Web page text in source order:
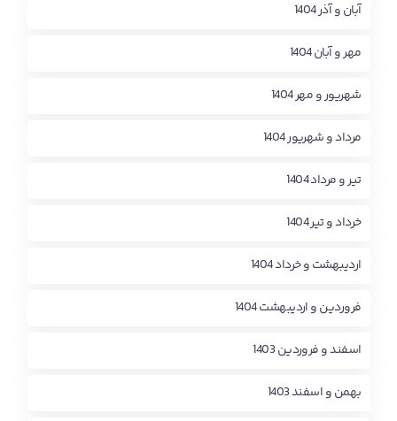
آبان و آذر 1404
مهر و آبان 1404
شهریور و مهر 1404
مرداد و شهریور 1404
تیر و مرداد 1404
خرداد و تیر 1404
اردیبهشت و خرداد 1404
فروردین و اردیبهشت 1404
اسفند و فروردین 1403
بهمن و اسفند 1403